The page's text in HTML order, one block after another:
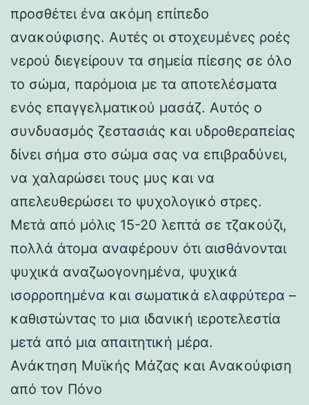
προσθέτει ένα ακόμη επίπεδο
ανακούφισης. Αυτές οι στοχευμένες ροές
νερού διεγείρουν τα σημεία πίεσης σε όλο
το σώμα, παρόμοια με τα αποτελέσματα
ενός επαγγελματικού μασάζ. Αυτός ο
συνδυασμός ζεστασιάς και υδροθεραπείας
δίνει σήμα στο σώμα σας να επιβραδύνει,
να χαλαρώσει τους μυς και να
απελευθερώσει το ψυχολογικό στρες.
Μετά από μόλις 15-20 λεπτά σε τζακούζι,
πολλά άτομα αναφέρουν ότι αισθάνονται
ψυχικά αναζωογονημένα, ψυχικά
ισορροπημένα και σωματικά ελαφρύτερα –
καθιστώντας το μια ιδανική ιεροτελεστία
μετά από μια απαιτητική μέρα.
Ανάκτηση Μυϊκής Μάζας και Ανακούφιση
από τον Πόνο